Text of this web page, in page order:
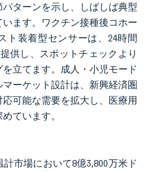
ターンを示し、しばしば典型
ます。ワクチン接種後コホー
ト装着型センサーは、24時間
供し、スポットチェックより
立てます。成人・小児モード
ーケット設計は、新興経済圏
可能な需要を拡大し、医療用
ています。
市場において8億3,800万米ド